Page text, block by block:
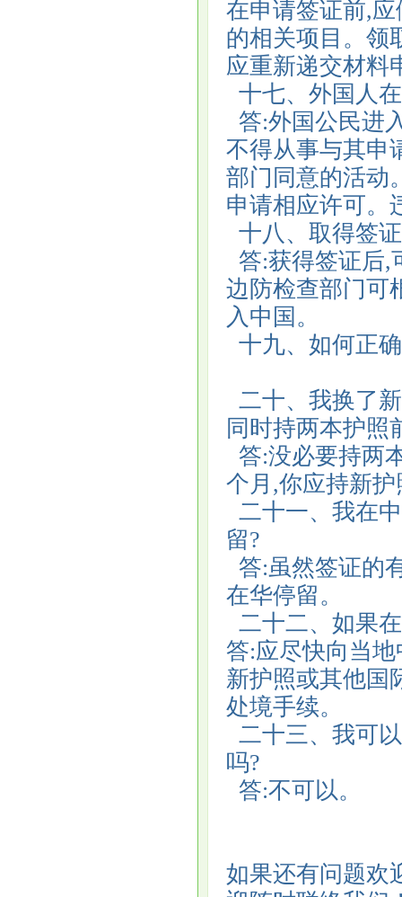
在申请签证前,
的相关项目。领
应重新递交材
十七、外国人
答:外国公民进
不得从事与其申
部门同意的活动
申请相应许可
十八、取得签
答:获得签证后,
边防检查部门可
入中国。
十九、如何正
二十、我换了
同时持两本护
答:没必要持两
个月,你应持新
二十一、我在
留?
答:虽然签证的
在华停留。
二十二、如果
答:应尽快向当
新护照或其他国
处境手续。
二十三、我可
吗?
答:不可以。
如果还有问题欢